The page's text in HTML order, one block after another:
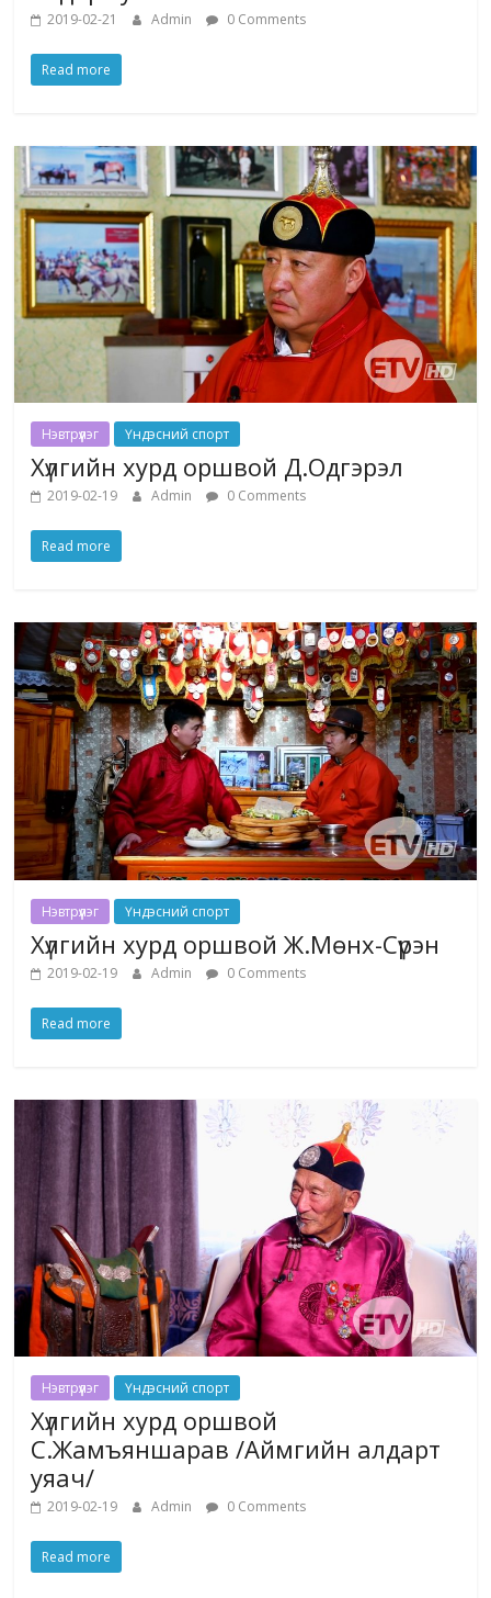
2019-02-21 Admin 0 Comments
Read more
Нэвтрүүлэг Үндэсний спорт
Хүлгийн хурд оршвой Д.Одгэрэл
2019-02-19 Admin 0 Comments
Read more
Нэвтрүүлэг Үндэсний спорт
Хүлгийн хурд оршвой Ж.Мөнх-Сүрэн
2019-02-19 Admin 0 Comments
Read more
Нэвтрүүлэг Үндэсний спорт
Хүлгийн хурд оршвой
С.Жамъяншарав /Аймгийн алдарт
уяач/
2019-02-19 Admin 0 Comments
Read more